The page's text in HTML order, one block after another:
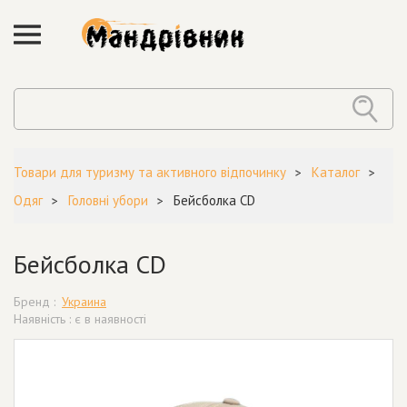
Товари для туризму та активного відпочинку
Каталог
Одяг
Головні убори Бейсболка CD
Бейсболка CD
Бренд : Украина
Наявність : є в наявності